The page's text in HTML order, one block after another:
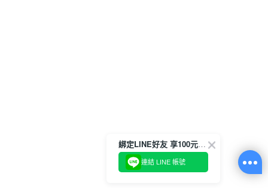
綁定LINE好友 享100元折價券
連結 LINE 帳號